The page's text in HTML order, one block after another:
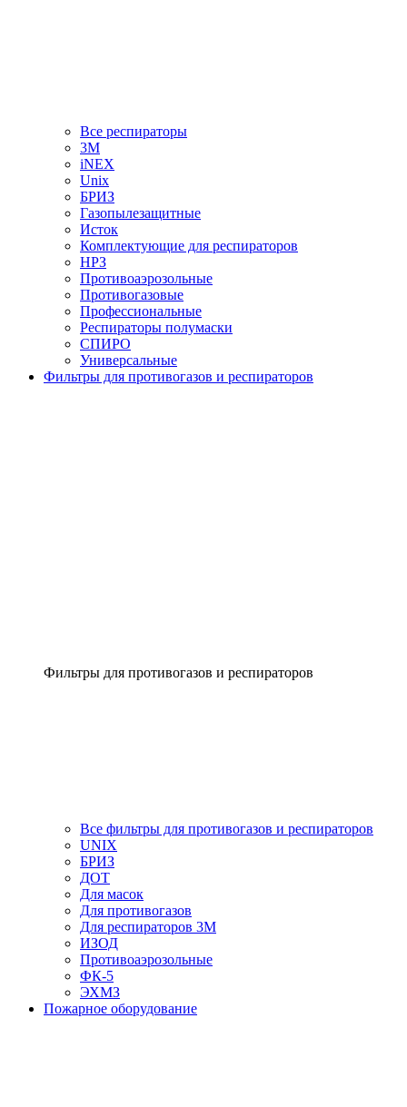
Все респираторы
3М
iNEX
Unix
БРИЗ
Газопылезащитные
Исток
Комплектующие для респираторов
НРЗ
Противоаэрозольные
Противогазовые
Профессиональные
Респираторы полумаски
СПИРО
Универсальные
Фильтры для противогазов и респираторов
Фильтры для противогазов и респираторов
Все фильтры для противогазов и респираторов
UNIX
БРИЗ
ДОТ
Для масок
Для противогазов
Для респираторов 3М
ИЗОД
Противоаэрозольные
ФК-5
ЭХМЗ
Пожарное оборудование